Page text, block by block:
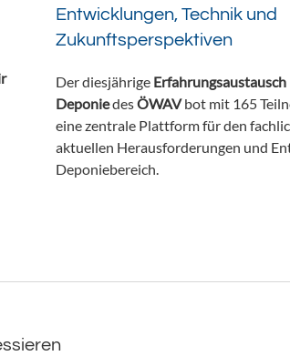
Entwicklungen, Technik und
Zukunftsperspektiven
Der diesjährige Erfahrungsaustausch
DeponiedesÖWAVbot mit 165
eine zentrale Plattform für den
aktuellen Herausforderungen und
Deponiebereich.